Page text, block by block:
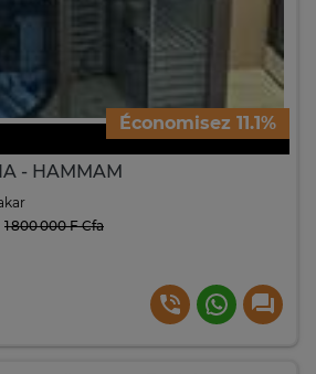
Économisez 11.1%
- HAMMAM
1 800 000 F Cfa